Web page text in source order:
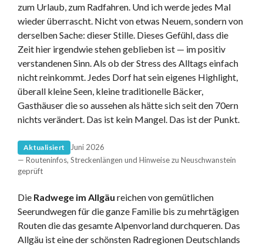
zum Urlaub, zum Radfahren. Und ich werde jedes Mal
wieder überrascht. Nicht von etwas Neuem, sondern von
derselben Sache: dieser Stille. Dieses Gefühl, dass die
Zeit hier irgendwie stehen geblieben ist — im positiv
verstandenen Sinn. Als ob der Stress des Alltags einfach
nicht reinkommt. Jedes Dorf hat sein eigenes Highlight,
überall kleine Seen, kleine traditionelle Bäcker,
Gasthäuser die so aussehen als hätte sich seit den 70ern
nichts verändert. Das ist kein Mangel. Das ist der Punkt.
Aktualisiert
Juni 2026
— Routeninfos, Streckenlängen und Hinweise zu Neuschwanstein
geprüft
Die Radwege im Allgäu reichen von gemütlichen
Seerundwegen für die ganze Familie bis zu mehrtägigen
Routen die das gesamte Alpenvorland durchqueren. Das
Allgäu ist eine der schönsten Radregionen Deutschlands